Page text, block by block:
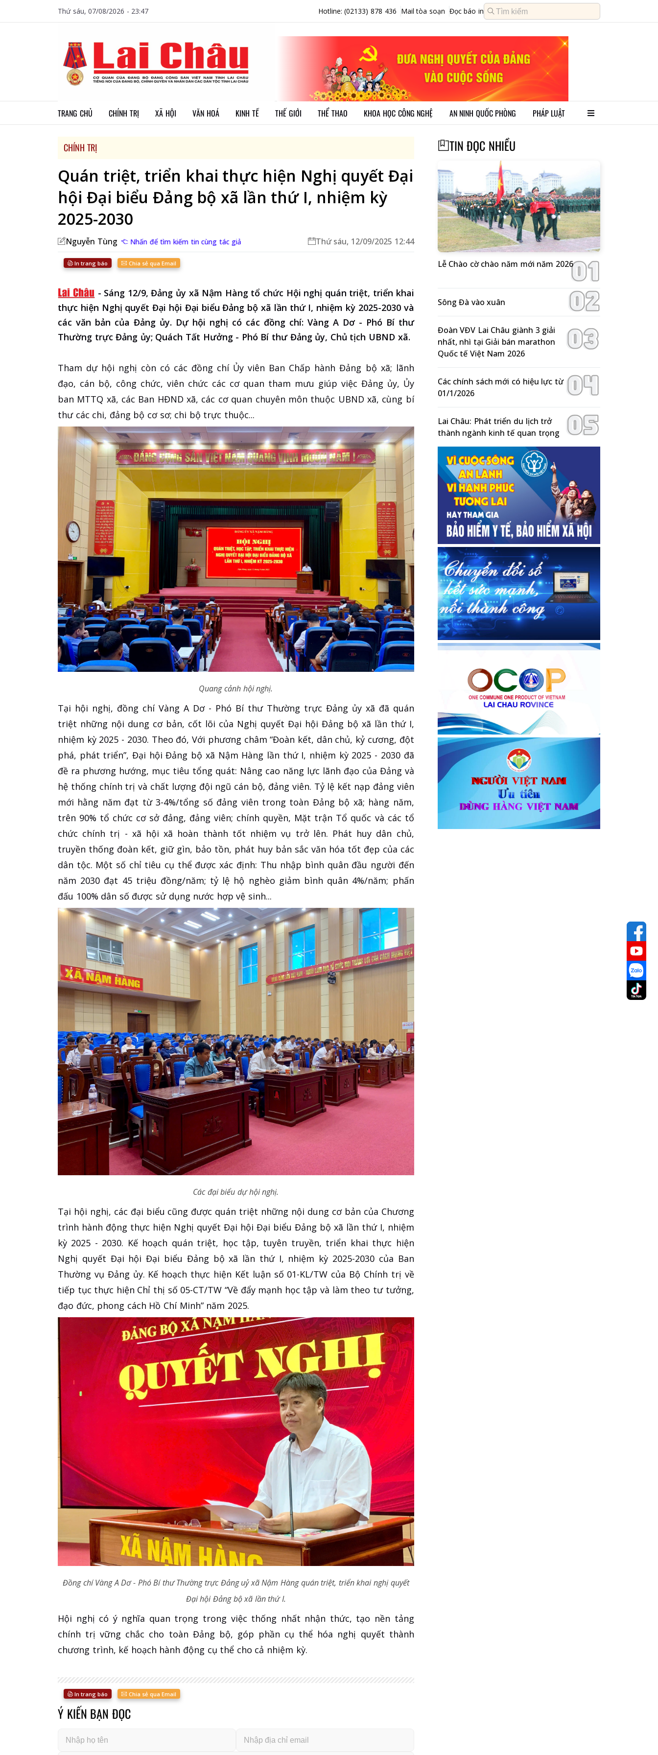
Thứ sáu, 07/08/2026 - 23:47 Hotline: (02133) 878 436 Mail tòa soạn Đọc báo in
TRANG CHỦ CHÍNH TRỊ XÃ HỘI VĂN HOÁ KINH TẾ THẾ GIỚI THỂ THAO KHOA HỌC CÔNG NGHỆ AN NINH QUỐC PHÒNG PHÁP LUẬT
CHÍNH TRỊ
Quán triệt, triển khai thực hiện Nghị quyết Đại
hội Đại biểu Đảng bộ xã lần thứ I, nhiệm kỳ
2025-2030
Nguyễn Tùng Nhấn để tìm kiếm tin cùng tác giả Thứ sáu, 12/09/2025 12:44
In trang báo Chia sẻ qua Email
- Sáng 12/9, Đảng ủy xã Nậm Hàng tổ chức Hội nghị quán triệt, triển khai
thực hiện Nghị quyết Đại hội Đại biểu Đảng bộ xã lần thứ I, nhiệm kỳ 2025-2030 và
các văn bản của Đảng ủy. Dự hội nghị có các đồng chí: Vàng A Dơ - Phó Bí thư
Thường trực Đảng ủy; Quách Tất Hưởng - Phó Bí thư Đảng ủy, Chủ tịch UBND xã.
Tham dự hội nghị còn có các đồng chí Ủy viên Ban Chấp hành Đảng bộ xã; lãnh
đạo, cán bộ, công chức, viên chức các cơ quan tham mưu giúp việc Đảng ủy, Ủy
ban MTTQ xã, các Ban HĐND xã, các cơ quan chuyên môn thuộc UBND xã, cùng bí
thư các chi, đảng bộ cơ sơ; chi bộ trực thuộc...
Quang cảnh hội nghị.
Tại hội nghị, đồng chí Vàng A Dơ - Phó Bí thư Thường trực Đảng ủy xã đã quán
triệt những nội dung cơ bản, cốt lõi của Nghị quyết Đại hội Đảng bộ xã lần thứ I,
nhiệm kỳ 2025 - 2030. Theo đó, Với phương châm “Đoàn kết, dân chủ, kỷ cương, đột
phá, phát triển”, Đại hội Đảng bộ xã Nậm Hàng lần thứ I, nhiệm kỳ 2025 - 2030 đã
đề ra phương hướng, mục tiêu tổng quát: Nâng cao năng lực lãnh đạo của Đảng và
hệ thống chính trị và chất lượng đội ngũ cán bộ, đảng viên. Tỷ lệ kết nạp đảng viên
mới hằng năm đạt từ 3-4%/tổng số đảng viên trong toàn Đảng bộ xã; hàng năm,
trên 90% tổ chức cơ sở đảng, đảng viên; chính quyền, Mặt trận Tổ quốc và các tổ
chức chính trị - xã hội xã hoàn thành tốt nhiệm vụ trở lên. Phát huy dân chủ,
truyền thống đoàn kết, giữ gìn, bảo tồn, phát huy bản sắc văn hóa tốt đẹp của các
dân tộc. Một số chỉ tiêu cụ thể được xác định: Thu nhập bình quân đầu người đến
năm 2030 đạt 45 triệu đồng/năm; tỷ lệ hộ nghèo giảm bình quân 4%/năm; phấn
đấu 100% dân số được sử dụng nước hợp vệ sinh...
Các đại biểu dự hội nghị.
Tại hội nghị, các đại biểu cũng được quán triệt những nội dung cơ bản của Chương
trình hành động thực hiện Nghị quyết Đại hội Đại biểu Đảng bộ xã lần thứ I, nhiệm
kỳ 2025 - 2030. Kế hoạch quán triệt, học tập, tuyên truyền, triển khai thực hiện
Nghị quyết Đại hội Đại biểu Đảng bộ xã lần thứ I, nhiệm kỳ 2025-2030 của Ban
Thường vụ Đảng ủy. Kế hoạch thực hiện Kết luận số 01-KL/TW của Bộ Chính trị về
tiếp tục thực hiện Chỉ thị số 05-CT/TW “Về đẩy mạnh học tập và làm theo tư tưởng,
đạo đức, phong cách Hồ Chí Minh” năm 2025.
Đồng chí Vàng A Dơ - Phó Bí thư Thường trực Đảng uỷ xã Nậm Hàng quán triệt, triển khai nghị quyết
Đại hội Đảng bộ xã lần thứ I.
Hội nghị có ý nghĩa quan trọng trong việc thống nhất nhận thức, tạo nền tảng
chính trị vững chắc cho toàn Đảng bộ, góp phần cụ thể hóa nghị quyết thành
chương trình, kế hoạch hành động cụ thể cho cả nhiệm kỳ.
In trang báo Chia sẻ qua Email
Ý KIẾN BẠN ĐỌC
TIN ĐỌC NHIỀU
Lễ Chào cờ chào năm mới năm 2026
Sông Đà vào xuân
Đoàn VĐV Lai Châu giành 3 giải
nhất, nhì tại Giải bán marathon
Quốc tế Việt Nam 2026
Các chính sách mới có hiệu lực từ
01/1/2026
Lai Châu: Phát triển du lịch trở
thành ngành kinh tế quan trọng